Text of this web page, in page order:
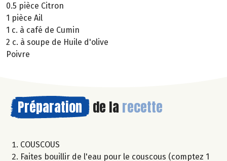
0.5 pièce Citron
1 pièce Ail
1 c. à café de Cumin
2 c. à soupe de Huile d'olive
Poivre
Préparation de la recette
COUSCOUS
Faites bouillir de l'eau pour le couscous (comptez 1